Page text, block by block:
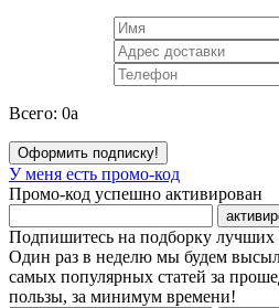
Всего: 0a
Оформить подписку!
У меня есть промо-код
Промо-код успешно активирован
Подпишитесь на подборку лучших
Один раз в неделю мы будем
самых популярных статей за
пользы, за минимум времени!